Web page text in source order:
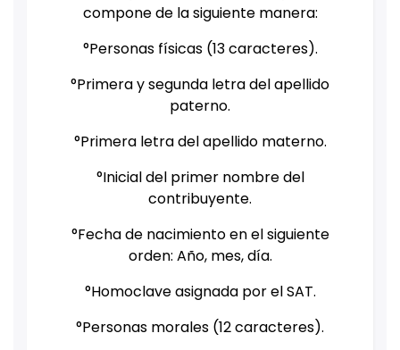
compone de la siguiente manera:
°Personas físicas (13 caracteres).
°Primera y segunda letra del apellido
paterno.
°Primera letra del apellido materno.
°Inicial del primer nombre del
contribuyente.
°Fecha de nacimiento en el siguiente
orden: Año, mes, día.
°Homoclave asignada por el SAT.
°Personas morales (12 caracteres).